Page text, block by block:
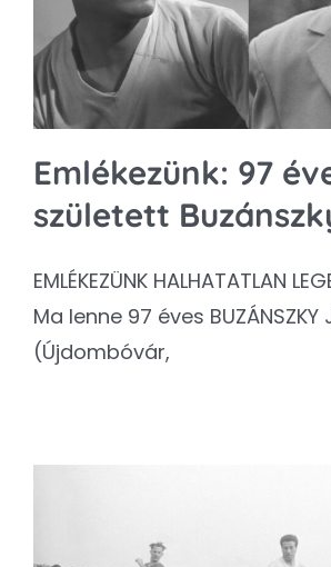
Emlékezünk: 97
született
EMLÉKEZÜNK HALHATATLAN
Ma lenne 97 éves BUZÁNSZKY
(Újdombóvár,